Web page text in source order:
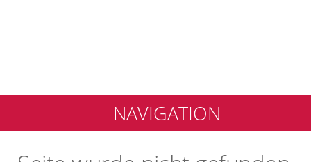
NAVIGATION